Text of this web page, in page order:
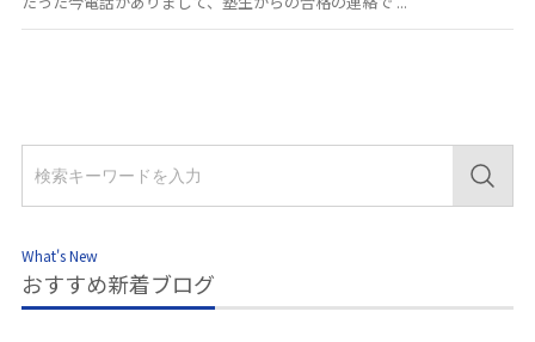
What's New
おすすめ新着ブログ